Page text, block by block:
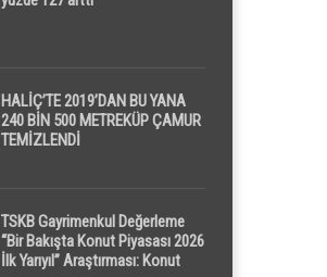
HALİÇ’TE 2019’DAN BU YANA
240 BİN 500 METREKÜP ÇAMUR
TEMİZLENDİ
TSKB Gayrimenkul Değerleme
“Bir Bakışta Konut Piyasası 2026
İlk Yarıyıl” Araştırması: Konut